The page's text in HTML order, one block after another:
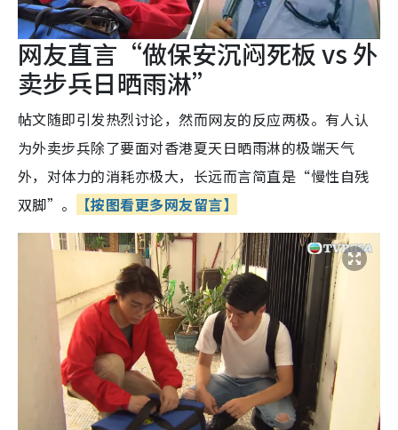
网友直言“做保安沉闷死板 vs 外
卖步兵日晒雨淋”
帖文随即引发热烈讨论，然而网友的反应两极。有人认
为外卖步兵除了要面对香港夏天日晒雨淋的极端天气
外，对体力的消耗亦极大，长远而言简直是“慢性自残
双脚”。
【按图看更多网友留言】